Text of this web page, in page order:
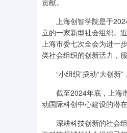
贡献。
上海创智学院是于2024
立的一家新型社会组织。
上海市委七次全会为进一
类社会组织的创新活力，
“小组织”撬动“大创新”
截至2024年底，上海市
动国际科创中心建设的潜在
深耕科技创新的社会组